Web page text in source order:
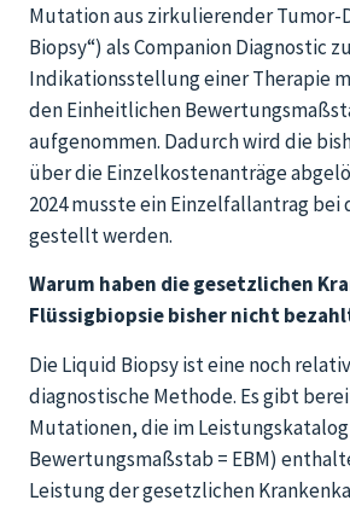
Mutation aus zirkulierender Tumor-
Biopsy“) als Companion Diagnostic
Indikationsstellung einer Therapie
den Einheitlichen
aufgenommen. Dadurch wird die
über die Einzelkostenanträge
2024 musste ein Einzelfallantrag bei
gestellt werden.
Warum haben die gesetzlichen
Flüssigbiopsie bisher nicht
Die Liquid Biopsy ist eine noch
diagnostische Methode. Es gibt
Mutationen, die im
Bewertungsmaßstab = EBM)
Leistung der gesetzlichen